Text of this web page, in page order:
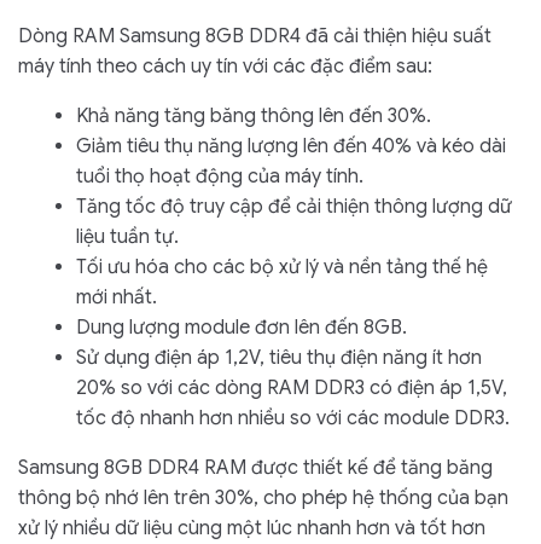
Dòng RAM Samsung 8GB DDR4 đã cải thiện hiệu suất
máy tính theo cách uy tín với các đặc điểm sau:
Khả năng tăng băng thông lên đến 30%.
Giảm tiêu thụ năng lượng lên đến 40% và kéo dài
tuổi thọ hoạt động của máy tính.
Tăng tốc độ truy cập để cải thiện thông lượng dữ
liệu tuần tự.
Tối ưu hóa cho các bộ xử lý và nền tảng thế hệ
mới nhất.
Dung lượng module đơn lên đến 8GB.
Sử dụng điện áp 1,2V, tiêu thụ điện năng ít hơn
20% so với các dòng RAM DDR3 có điện áp 1,5V,
tốc độ nhanh hơn nhiều so với các module DDR3.
Samsung 8GB DDR4 RAM được thiết kế để tăng băng
thông bộ nhớ lên trên 30%, cho phép hệ thống của bạn
xử lý nhiều dữ liệu cùng một lúc nhanh hơn và tốt hơn